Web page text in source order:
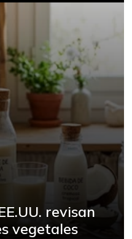
revisan
vegetales